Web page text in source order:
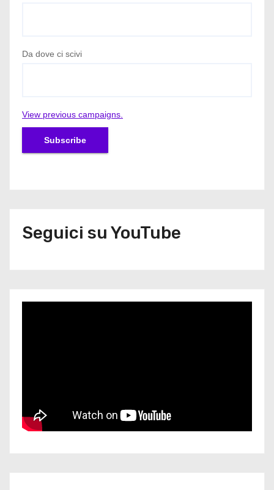
Da dove ci scivi
View previous campaigns.
Seguici su YouTube